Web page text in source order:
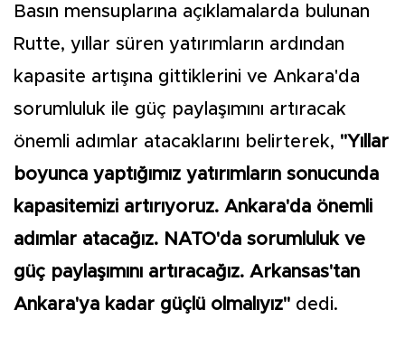
Basın mensuplarına açıklamalarda bulunan
Rutte, yıllar süren yatırımların ardından
kapasite artışına gittiklerini ve Ankara'da
sorumluluk ile güç paylaşımını artıracak
önemli adımlar atacaklarını belirterek, "Yıllar
boyunca yaptığımız yatırımların sonucunda
kapasitemizi artırıyoruz. Ankara'da önemli
adımlar atacağız. NATO'da sorumluluk ve
güç paylaşımını artıracağız. Arkansas'tan
Ankara'ya kadar güçlü olmalıyız" dedi.